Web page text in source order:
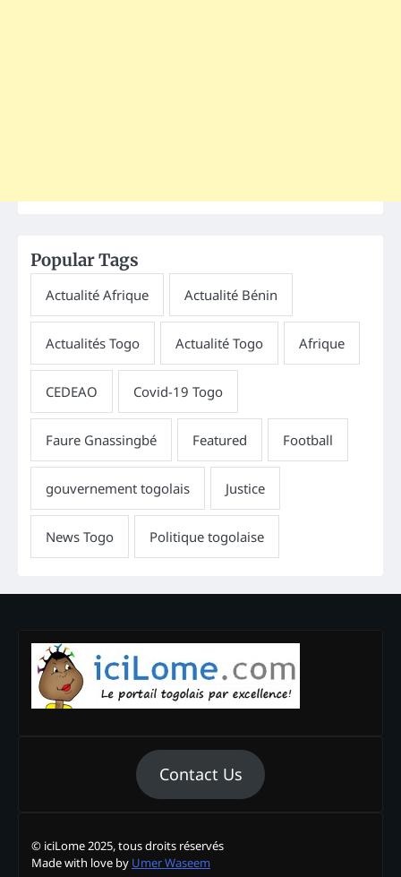
Popular Tags
Contact Us
© iciLome 2025, tous droits réservés
Made with love by Umer Waseem